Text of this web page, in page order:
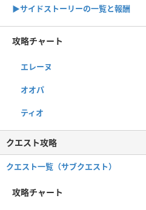
▶サイドストーリーの一覧と報酬
攻略チャート
エレーヌ
オオパ
ティオ
クエスト攻略
クエスト一覧（サブクエスト）
攻略チャート